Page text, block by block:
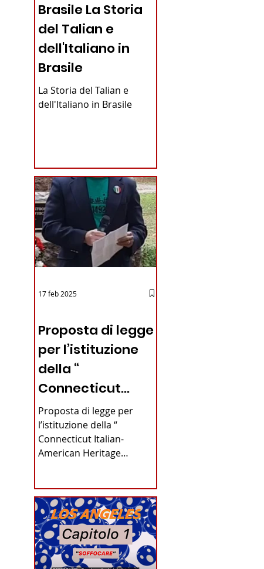
Brasile La Storia
del Talian e
dell'Italiano in
Brasile
La Storia del Talian e
dell'Italiano in Brasile
Proposta di legge
per l’istituzione
della “
Connecticut
Italian-American
Heritage
Commission”
Connecticut
Proposta di legge per
l’istituzione della “
Connecticut Italian-
American Heritage
Alfonso...
17 feb 2025